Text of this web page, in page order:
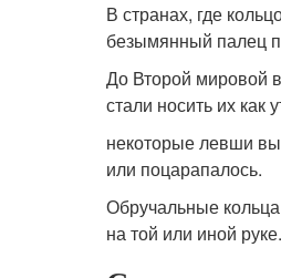
В странах, где
безымянный палец
До Второй мировой
стали носить их
некоторые левши
или поцарапалось.
Обручальные
на той или иной